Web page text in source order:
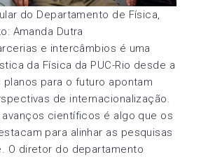
do Departamento de Física,
Amanda Dutra
e intercâmbios é uma
da Física da PUC-Rio desde a
para o futuro apontam
de internacionalização.
científicos é algo que os
para alinhar as pesquisas
O diretor do departamento